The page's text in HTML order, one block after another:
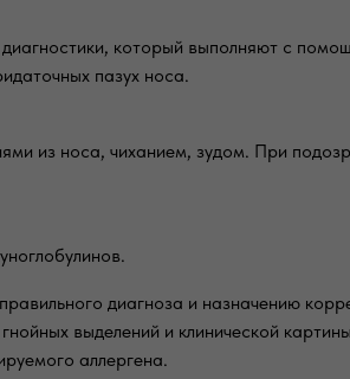
который выполняют с
пазух носа.
из носа, чиханием, зудом. При
диагноза и назначению
выделений и клинической
аллергена.